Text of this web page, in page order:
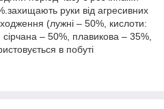
руки від агресивних
(лужні – 50%, кислоти:
– 50%, плавикова – 35%,
в побуті